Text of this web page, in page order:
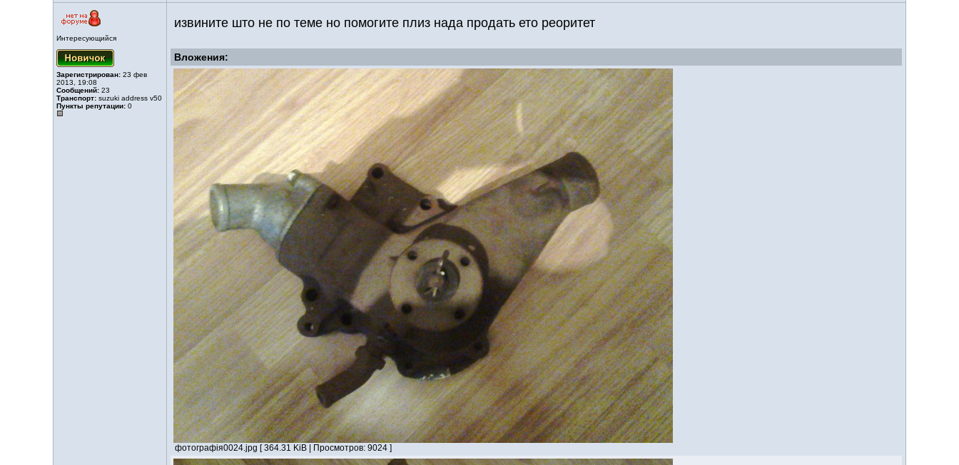
Интересующийся
Зарегистрирован: 23 фев
2013, 19:08
Сообщений: 23
Транспорт: suzuki address v50
Пункты репутации: 0
извините што не по теме но помогите плиз нада продать ето реоритет
Вложения:
фотографія0024.jpg [ 364.31 KiB | Просмотров: 9024 ]